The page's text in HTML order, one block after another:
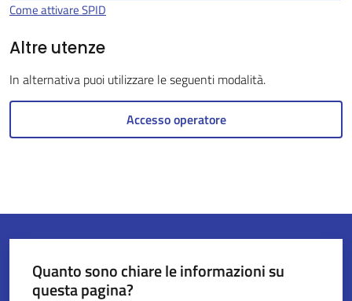
Servizi
on-
su
Come attivare SPID
Altre utenze
In alternativa puoi utilizzare le seguenti modalità.
Accesso operatore
Quanto sono chiare le informazioni su
questa pagina?